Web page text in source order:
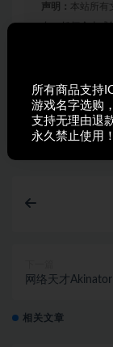
声明： 本站所有
布。任何个人或
采集、发布本
打赏 收
网络天才
相关文章
所有商品支持
游戏名字选购
支持无理由退
永久禁止使用！